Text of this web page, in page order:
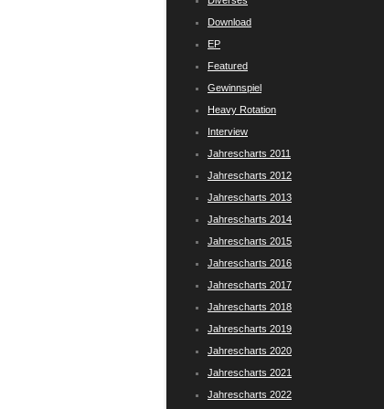
Download
EP
Featured
Gewinnspiel
Heavy Rotation
Interview
Jahrescharts 2011
Jahrescharts 2012
Jahrescharts 2013
Jahrescharts 2014
Jahrescharts 2015
Jahrescharts 2016
Jahrescharts 2017
Jahrescharts 2018
Jahrescharts 2019
Jahrescharts 2020
Jahrescharts 2021
Jahrescharts 2022